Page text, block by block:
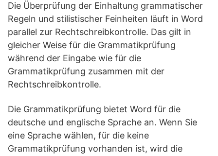
Die Überprüfung der Einhaltung grammatischer
Regeln und stilistischer Feinheiten läuft in Word
parallel zur Rechtschreibkontrolle. Das gilt in
gleicher Weise für die Grammatikprüfung
während der Eingabe wie für die
Grammatikprüfung zusammen mit der
Rechtschreibkontrolle.
Die Grammatikprüfung bietet Word für die
deutsche und englische Sprache an. Wenn Sie
eine Sprache wählen, für die keine
Grammatikprüfung vorhanden ist, wird die